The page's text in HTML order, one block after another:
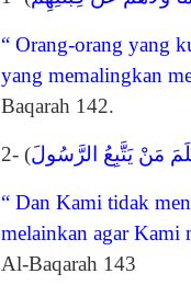
“ Orang-orang yang
yang memalingkan
Baqarah 142.
2- (مَنْ يَتَّبِعُ الرَّسُولَ
“ Dan Kami tidak
melainkan agar Kami
Al-Baqarah 143